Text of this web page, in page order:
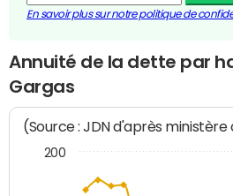
En savoir plus sur notre politique de
Annuité de la dette par
Gargas
(Source : JDN d'après ministère
200